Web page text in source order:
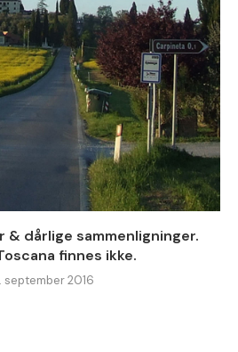
& dårlige sammenligninger.
finnes ikke.
september 2016